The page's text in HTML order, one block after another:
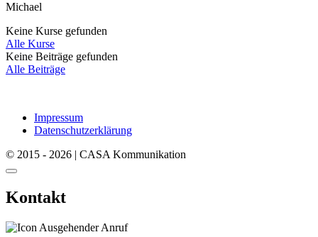
Michael
Keine Kurse gefunden
Alle Kurse
Keine Beiträge gefunden
Alle Beiträge
Impressum
Datenschutzerklärung
© 2015 - 2026 | CASA Kommunikation
Kontakt